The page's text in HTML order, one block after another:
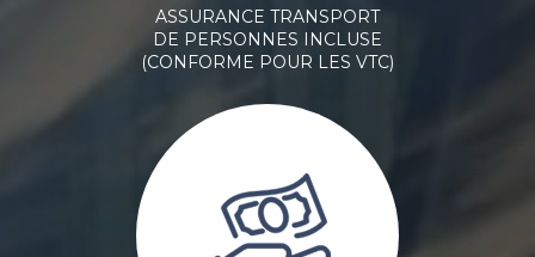
ASSURANCE TRANSPORT
DE PERSONNES INCLUSE
(CONFORME POUR LES VTC)